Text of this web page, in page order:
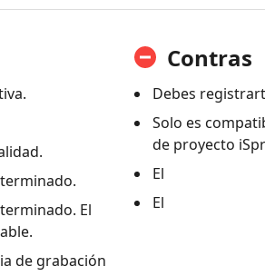
El
de grabación
Contras
Debes
Solo es
de proyecto
El
El